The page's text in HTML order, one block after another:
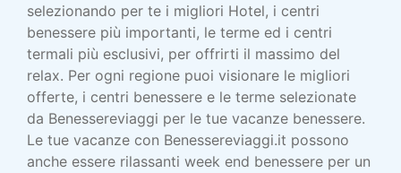
selezionando per te i migliori Hotel, i centri
benessere più importanti, le terme ed i centri
termali più esclusivi, per offrirti il massimo del
relax. Per ogni regione puoi visionare le migliori
offerte, i centri benessere e le terme selezionate
da Benessereviaggi per le tue vacanze benessere.
Le tue vacanze con Benessereviaggi.it possono
anche essere rilassanti week end benessere per un